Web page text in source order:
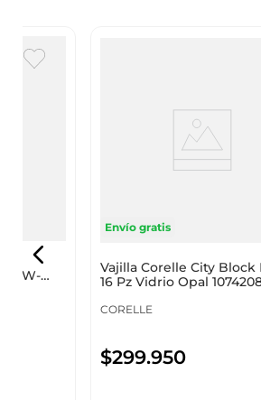
W-
Envío gratis
Vajilla Corelle City Block
16 Pz Vidrio Opal
CORELLE
$299.950